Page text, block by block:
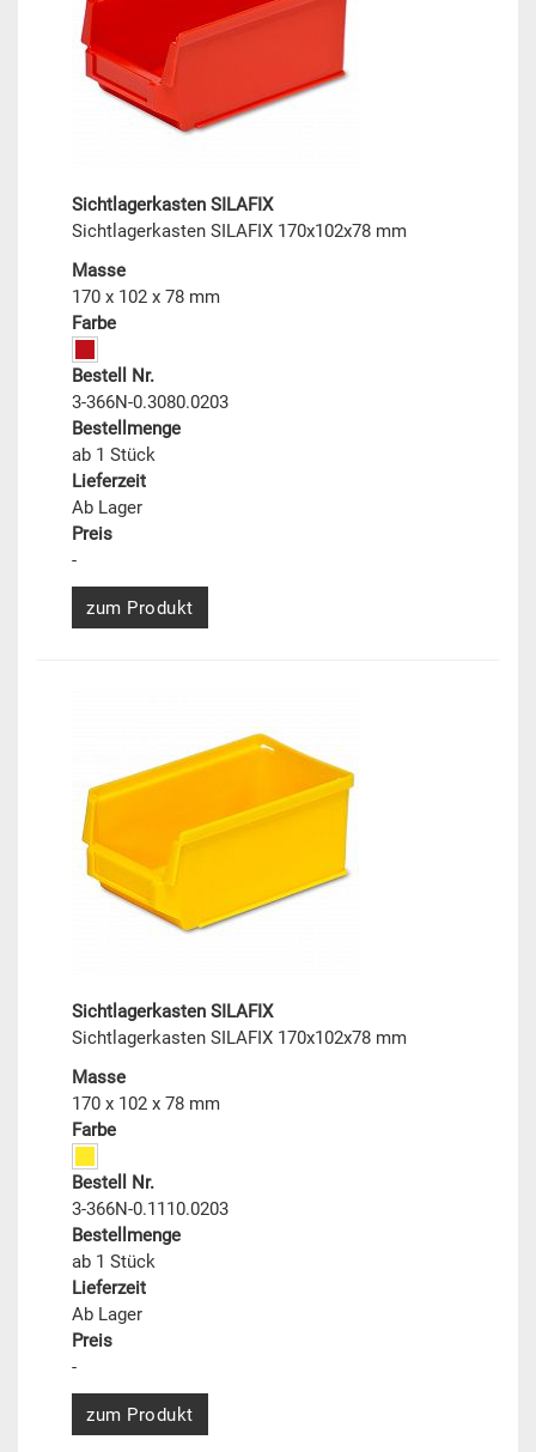
Sichtlagerkasten SILAFIX
Sichtlagerkasten SILAFIX 170x102x78 mm
Masse
170 x 102 x 78 mm
Farbe
Bestell Nr.
3-366N-0.3080.0203
Bestellmenge
ab 1 Stück
Lieferzeit
Ab Lager
Preis
-
zum Produkt
Sichtlagerkasten SILAFIX
Sichtlagerkasten SILAFIX 170x102x78 mm
Masse
170 x 102 x 78 mm
Farbe
Bestell Nr.
3-366N-0.1110.0203
Bestellmenge
ab 1 Stück
Lieferzeit
Ab Lager
Preis
-
zum Produkt